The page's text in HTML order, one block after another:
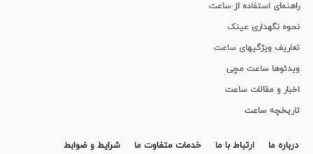
راهنمای استفاده از ساعت
نحوه نگهداری عینک
تعاریف ویژگیهای ساعت
ویدئوها ساعت مچی
اخبار و مقالات ساعت
تاریخچه ساعت
درباره ما ارتباط با ما خدمات متفاوت ما شرایط و ضوابط